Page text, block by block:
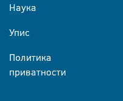
Наука
Упис
Политика
приватности